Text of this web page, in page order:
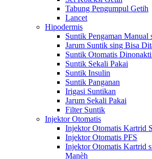
Tabung Pengumpul Getih
Lancet
Hipodermis
Suntik Pengaman
Jarum Suntik sing Bisa
Suntik Otomatis
Suntik Sekali Pakai
Suntik Insulin
Suntik Panganan
Irigasi Suntikan
Jarum Sekali Pakai
Filter Suntik
Injektor Otomatis
Injektor Otomatis Kartrid
Injektor Otomatis PFS
Injektor Otomatis Kartrid
Manèh